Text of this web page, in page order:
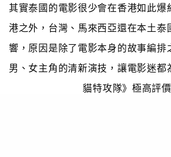
其實泰國的電影很少會在香港如此爆
港之外，台灣、馬來西亞還在本土泰
響，原因是除了電影本身的故事編排
男、女主角的清新演技，讓電影迷都
貓特攻隊》極高評價